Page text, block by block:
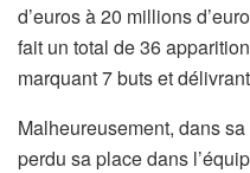
d’euros à 20 millions
fait un total de 36
marquant 7 buts et
Malheureusement, dans
perdu sa place dans